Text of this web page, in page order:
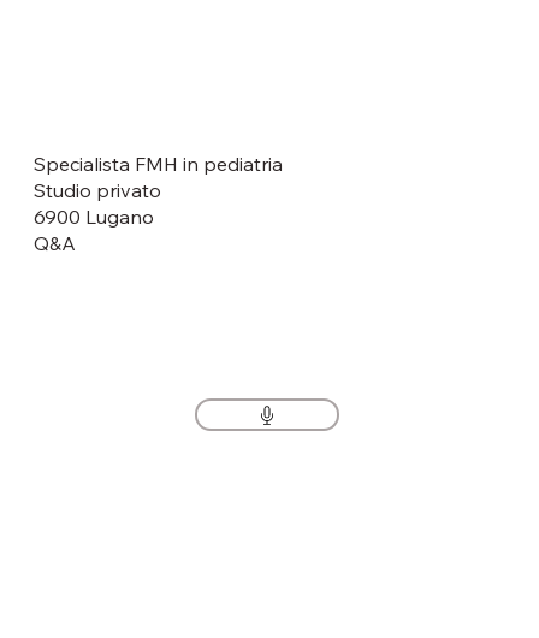
Specialista FMH in pediatria
Studio privato
6900 Lugano
Q&A